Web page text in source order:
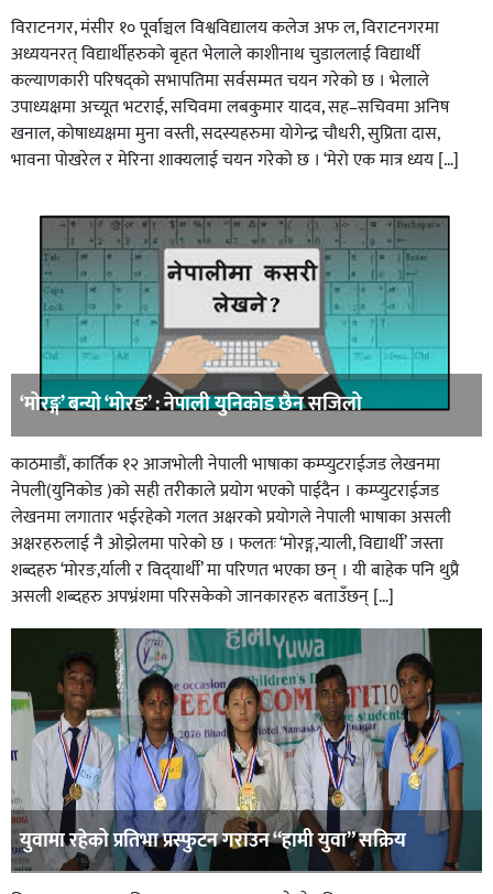
विराटनगर, मंसीर १० पूर्वाञ्चल विश्वविद्यालय कलेज अफ ल, विराटनगरमा
अध्ययनरत् विद्यार्थीहरुको बृहत भेलाले काशीनाथ चुडाललाई विद्यार्थी
कल्याणकारी परिषद्को सभापतिमा सर्वसम्मत चयन गरेको छ । भेलाले
उपाध्यक्षमा अच्यूत भटराई, सचिवमा लबकुमार यादव, सह–सचिवमा अनिष
खनाल, कोषाध्यक्षमा मुना वस्ती, सदस्यहरुमा योगेन्द्र चौधरी, सुप्रिता दास,
भावना पोखरेल र मेरिना शाक्यलाई चयन गरेको छ । ‘मेरो एक मात्र ध्यय […]
‘मोरङ्ग’ बन्यो ‘मोरङ’ : नेपाली युनिकोड छैन सजिलो
काठमाडौं, कार्तिक १२ आजभोली नेपाली भाषाका कम्प्युटराईजड लेखनमा
नेपली(युनिकोड )को सही तरीकाले प्रयोग भएको पाईदैन । कम्प्युटराईजड
लेखनमा लगातार भईरहेको गलत अक्षरको प्रयोगले नेपाली भाषाका असली
अक्षरहरुलाई नै ओझेलमा पारेको छ । फलतः ‘मोरङ्ग,र्‍याली, विद्यार्थी’ जस्ता
शब्दहरु ‘मोरङ,र्याली र विद्‍यार्थी’ मा परिणत भएका छन् । यी बाहेक पनि थुप्रै
असली शब्दहरु अपभ्रंशमा परिसकेको जानकारहरु बताउँछन् […]
युवामा रहेको प्रतिभा प्रस्फुटन गराउन “हामी युवा” सक्रिय